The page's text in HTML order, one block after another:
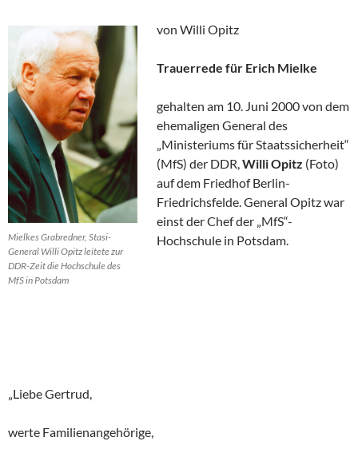
Mielkes Grabredner, Stasi-
General Willi Opitz leitete zur
DDR-Zeit die Hochschule des
MfS in Potsdam
von Willi Opitz
Trauerrede für Erich Mielke
gehalten am 10. Juni 2000 von dem
ehemaligen General des
„Ministeriums für Staatssicherheit“
(MfS) der DDR,Willi Opitz (Foto)
auf dem Friedhof Berlin-
Friedrichsfelde. General Opitz war
einst der Chef der „MfS“-
Hochschule in Potsdam.
„Liebe Gertrud,
werte Familienangehörige,